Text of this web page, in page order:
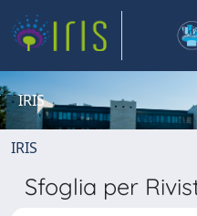
IRIS
IRIS
Sfoglia per